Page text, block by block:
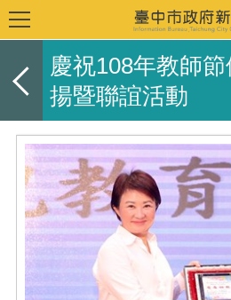
慶祝108年教師
揚暨聯誼活動